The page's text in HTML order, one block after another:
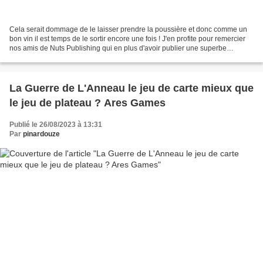
Cela serait dommage de le laisser prendre la poussière et donc comme un
bon vin il est temps de le sortir encore une fois ! J'en profite pour remercier
nos amis de Nuts Publishing qui en plus d'avoir publier une superbe
La Guerre de L'Anneau le jeu de carte mieux que
le jeu de plateau ? Ares Games
Publié le 26/08/2023 à 13:31
Par pinardouze